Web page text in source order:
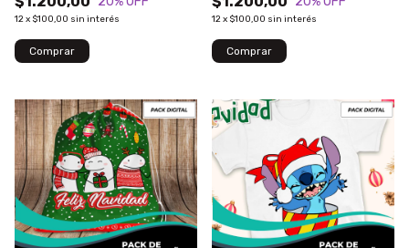
12x $100,00 sin interés 12x $100,00 sin interés